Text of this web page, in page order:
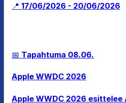
sijoittajia ja innovaattoreita
📍 17/06/2026 - 20/06/2026
📅 Tapahtuma 08.06.
Apple WWDC 2026
Apple WWDC 2026 esittelee